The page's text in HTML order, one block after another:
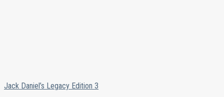
Jack Daniel’s Legacy Edition 3